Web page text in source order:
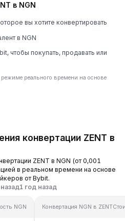
в NGN
вы хотите конвертировать
в NGN
чтобы покупать, продавать или
режиме реального времени на основе
конвертации ZENT в
ZENT в NGN (от 0,001
в реальном времени на основе
от Bybit.
1 год назад
NGN Конвертация NGN в ZENT